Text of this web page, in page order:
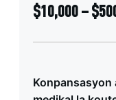
$10,000 –
Konpansasyon